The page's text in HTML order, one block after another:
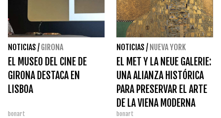
NOTICIAS / GIRONA
EL MUSEO DEL CINE DE
GIRONA DESTACA EN
LISBOA
bonart
NOTICIAS / NUEVA YORK
EL MET Y LA NEUE GALERIE:
UNA ALIANZA HISTÓRICA
PARA PRESERVAR EL ARTE
DE LA VIENA MODERNA
bonart